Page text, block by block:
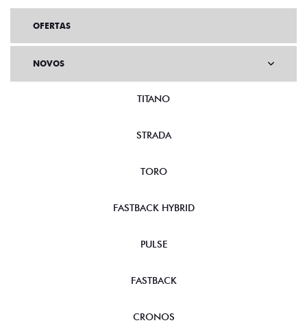
OFERTAS
NOVOS
TITANO
STRADA
TORO
FASTBACK HYBRID
PULSE
FASTBACK
CRONOS